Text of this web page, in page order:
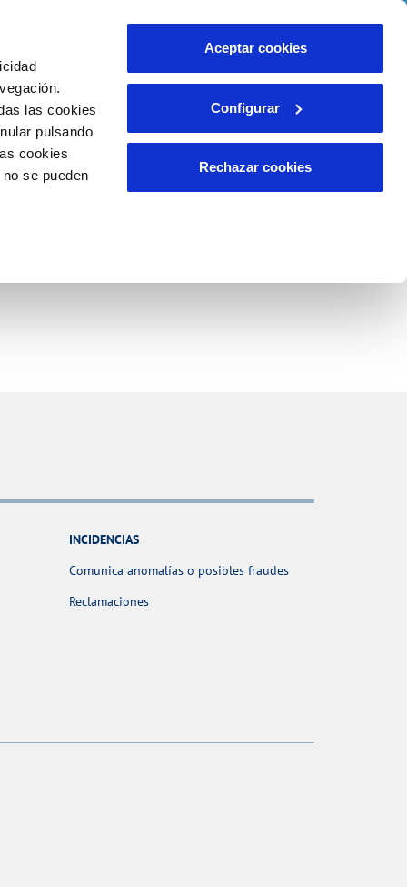
las cookies
pulsando
cookies
se pueden
Aceptar cookies
Configurar
Rechazar cookies
INCIDENCIAS
Comunica anomalías o posibles
CUIDADOS DEL AGUA
Área de clientes
INCIDENCIAS
Comunica anomalías o posibles fraudes
Reclamaciones